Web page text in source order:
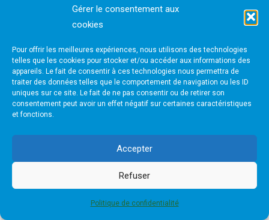
Gérer le consentement aux
cookies
Pour offrir les meilleures expériences, nous utilisons des technologies
telles que les cookies pour stocker et/ou accéder aux informations des
appareils. Le fait de consentir à ces technologies nous permettra de
traiter des données telles que le comportement de navigation ou les ID
uniques sur ce site. Le fait de ne pas consentir ou de retirer son
consentement peut avoir un effet négatif sur certaines caractéristiques
et fonctions.
Accepter
Refuser
Politique de confidentialité